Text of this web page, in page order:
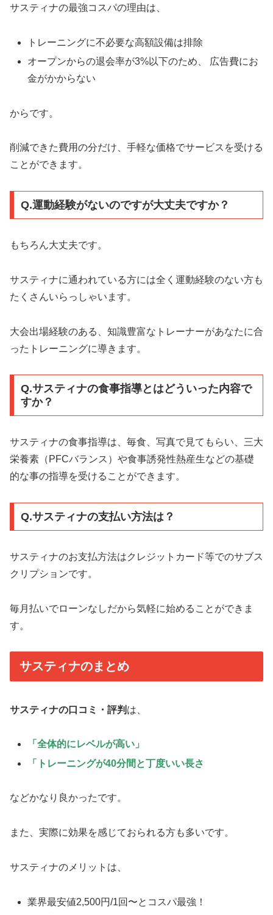
サスティナの最強コスパの理由は、
トレーニングに不必要な高額設備は排除
オープンからの退会率が3%以下のため、 広告費にお
金がかからない
からです。
削減できた費用の分だけ、手軽な価格でサービスを受ける
ことができます。
Q.運動経験がないのですが大丈夫ですか？
もちろん大丈夫です。
サスティナに通われている方には全く運動経験のない方も
たくさんいらっしゃいます。
大会出場経験のある、知識豊富なトレーナーがあなたに合
ったトレーニングに導きます。
Q.サスティナの食事指導とはどういった内容で
すか？
サスティナの食事指導は、毎食、写真で見てもらい、三大
栄養素（PFCバランス）や食事誘発性熱産生などの基礎
的な事の指導を受けることができます。
Q.サスティナの支払い方法は？
サスティナのお支払方法はクレジットカード等でのサブス
クリプションです。
毎月払いでローンなしだから気軽に始めることができま
す。
サスティナのまとめ
サスティナの口コミ・評判 は、
「全体的にレベルが高い」
「トレーニングが40分間と丁度いい長さ
などかなり良かったです。
また、実際に効果を感じておられる方も多いです。
サスティナのメリットは、
業界最安値2,500円/1回〜とコスパ最強！